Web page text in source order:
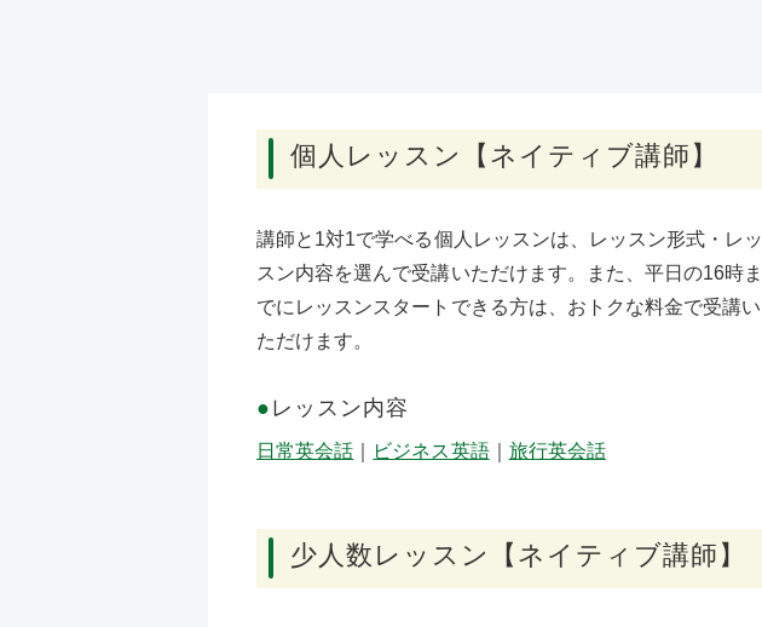
個人レッスン【ネイティブ講師】
講師と1対1で学べる個人レッスンは、レッスン形式・レッ
スン内容を選んで受講いただけます。また、平日の16時ま
でにレッスンスタートできる方は、おトクな料金で受講い
ただけます。
● レッスン内容
日常英会話 ビジネス英語｜ 旅行英会話
少人数レッスン【ネイティブ講師】